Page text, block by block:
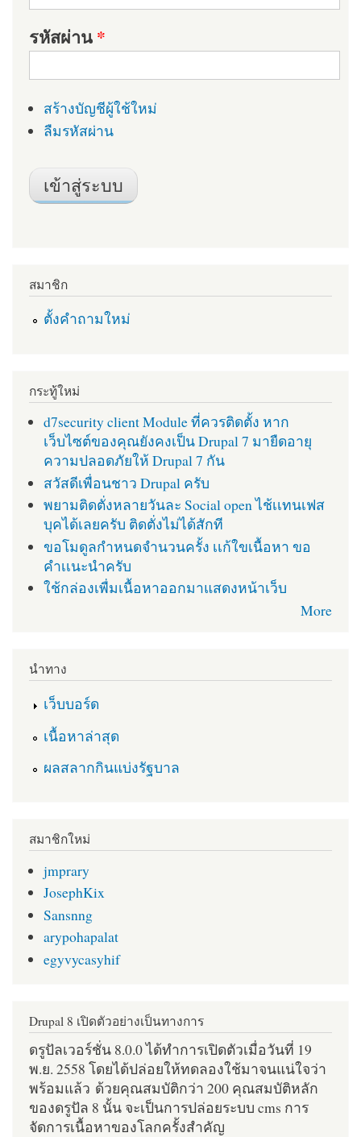
รหัสผ่าน*
สร้างบัญชีผู้ใช้ใหม่
ลืมรหัสผ่าน
สมาชิก
ตั้งคำถามใหม่
กระทู้ใหม่
d7security client Module ที่ควรติดตั้ง หาก
เว็บไซต์ของคุณยังคงเป็น Drupal 7 มายืดอายุ
ความปลอดภัยให้ Drupal 7 กัน
สวัสดีเพื่อนชาว Drupal ครับ
พยามติดตั่งหลายวันละ Social open ไช้เเทนเฟส
บุคได้เลยครับ ติดตั่งไม่ได้สักที
ขอโมดูลกำหนดจำนวนครั้ง เเก้ใขเนื้อหา ขอ
คำเเนะนำครับ
ใช้กล่องเพื่มเนื้อหาออกมาแสดงหน้าเว็บ
More
นำทาง
เว็บบอร์ด
เนื้อหาล่าสุด
ผลสลากกินแบ่งรัฐบาล
สมาชิกใหม่
jmprary
JosephKix
Sansnng
arypohapalat
egyvycasyhif
Drupal 8 เปิดตัวอย่างเป็นทางการ
ดรูปัลเวอร์ชั่น 8.0.0 ได้ทำการเปิดตัวเมื่อวันที่ 19
พ.ย. 2558 โดยได้ปล่อยให้ทดลองใช้มาจนแน่ใจว่า
พร้อมแล้ว ด้วยคุณสมบัติกว่า 200 คุณสมบัติหลัก
ของดรูปัล 8 นั้น จะเป็นการปล่อยระบบ cms การ
จัดการเนื้อหาของโลกครั้งสำคัญ